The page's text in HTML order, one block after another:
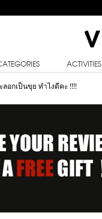
ACTIVITIES
อกเป็นขุย ทำไงดีคะ !!!!